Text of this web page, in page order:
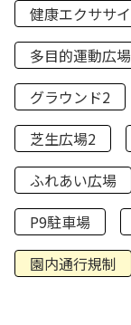
健康エクササ
多目的運動広場
グラウンド2
芝生広場2
ふれあい広場
P9駐車場
園内通行規制